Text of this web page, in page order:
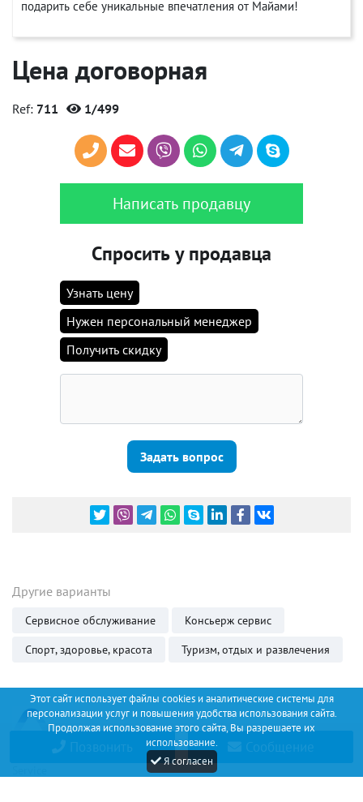
Этот сайт использует файлы cookies и аналитические системы для
персонализации услуг и повышения удобства использования сайта.
Продолжая использование этого сайта, Вы разрешаете их
использование.
Я согласен
подарить себе уникальные впечатления от Майами!
Цена договорная
Ref: 711 1/499
Написать продавцу
Спросить у продавца
Узнать цену
Нужен персональный менеджер
Получить скидку
Задать вопрос
Другие варианты
Сервисное обслуживание
Консьерж сервис
Спорт, здоровье, красота
Туризм, отдых и развлечения
Позвонить Сообщение
Discount